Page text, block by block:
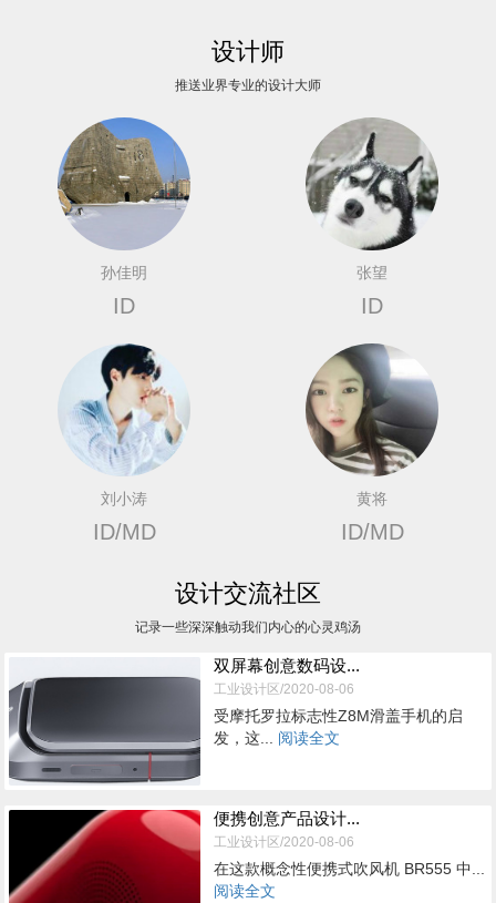
设计师
推送业界专业的设计大师
孙佳明
ID
张望
ID
刘小涛
ID/MD
黄将
ID/MD
设计交流社区
记录一些深深触动我们内心的心灵鸡汤
双屏幕创意数码设...
工业设计区/2020-08-06
受摩托罗拉标志性Z8M滑盖手机的启
发，这... 阅读全文
便携创意产品设计...
工业设计区/2020-08-06
在这款概念性便携式吹风机 BR555 中...
阅读全文